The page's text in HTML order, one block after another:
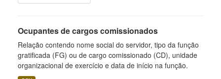
Ocupantes de cargos comissionados
Relação contendo nome social do servidor, tipo da função
gratificada (FG) ou de cargo comissionado (CD), unidade
organizacional de exercício e data de início na função.